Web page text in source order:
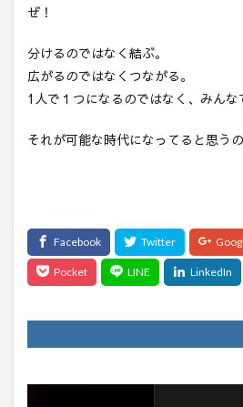
ぜ！
分けるのではなく結ぶ。
広がるのではなくつながる。
1人で１つになるのではなく、みんな
それが可能な時代になってると思う